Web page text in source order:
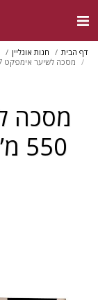
דף הבית חנות אונליין
מסכה לשיער אימפקט 007 550 מ”ל- ביוטופ Biotop
550 מ”ל- ביוטופ BIOTOP